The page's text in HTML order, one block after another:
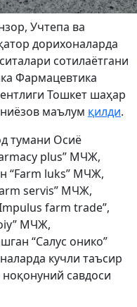
Учтепа ва
дорихоналарда
сотилаётгани
Фармацевтика
Тошкет шаҳар
маълум қилди.
тумани Осиё
plus” МЧЖ,
“Farm luks” МЧЖ,
servis” МЧЖ,
farm trade”,
МЧЖ,
“Салус онико”
кучли таъсир
савдоси